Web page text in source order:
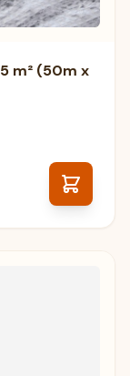
m² (50m x